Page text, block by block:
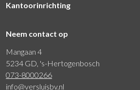
Kantoorinrichting
Neem contact op
Mangaan 4
5234 GD, 's-Hertogenbosch
073-8000266
info@versluisbv.nl